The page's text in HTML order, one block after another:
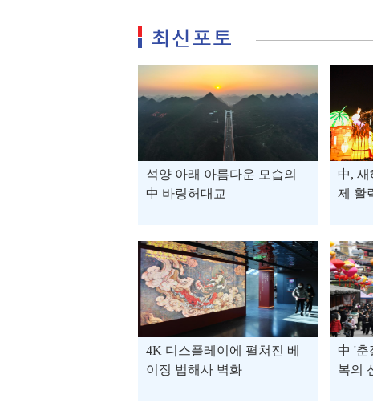
석양 아래 아름다운 모습의
中 바링허대교
中, 새
제 활
4K 디스플레이에 펼쳐진 베
이징 법해사 벽화
中 '춘
복의